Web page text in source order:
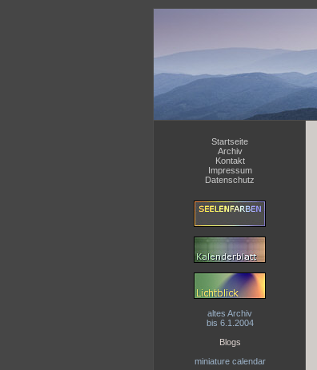
Startseite
Archiv
Kontakt
Impressum
Datenschutz
altes Archiv
bis 6.1.2004
Blogs
miniature calendar